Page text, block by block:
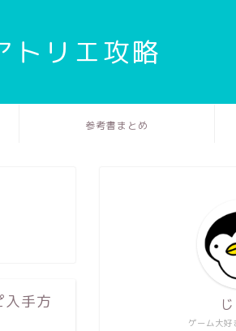
トリエ攻略
参考書まとめ
入手方
ゲーム大好